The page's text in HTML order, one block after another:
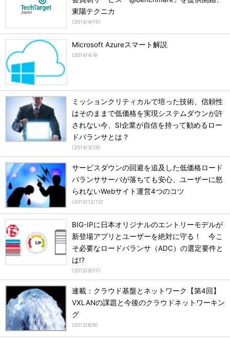
東陽テクニカ
(2014/4/15)
Microsoft Azureスマート解説
(2014/4/4)
ミッションクリティカルで培った技術、信頼性
はそのままで低価格を実現システムダウンが許
されない今、SI企業が自信を持って勧めるロー
ドバランサとは？
(2014/3/19)
サービスダウンの回避を追及した低価格ロード
バランササーバが落ちても安心、ユーザーに怒
られないWebサイト運営4つのコツ
(2013/12/12)
BIG-IPに日本オリジナルのエントリーモデルが
新登場アプリとユーザーを絶対に守る！ 今こ
そ必要なロードバランサ（ADC）の選定要件と
は!?
(2013/9/17)
連載：クラウド基盤とネットワーク【第4回】
VXLANの課題と今後のクラウドネットワーキン
グ
(2013/8/8)